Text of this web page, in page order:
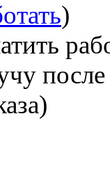
)
после